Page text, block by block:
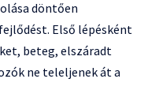
döntően
Első lépésként
beteg, elszáradt
ne teleljenek át a